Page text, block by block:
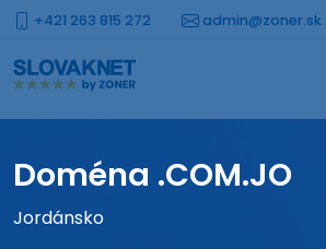
+421 263 815 272 admin@zoner.sk
Doména .COM.JO
Jordánsko